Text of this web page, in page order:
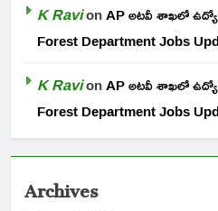
K RavionAP అటవీ శాఖలో
Forest Department Jobs
K RavionAP అటవీ శాఖలో
Forest Department Jobs
Archives